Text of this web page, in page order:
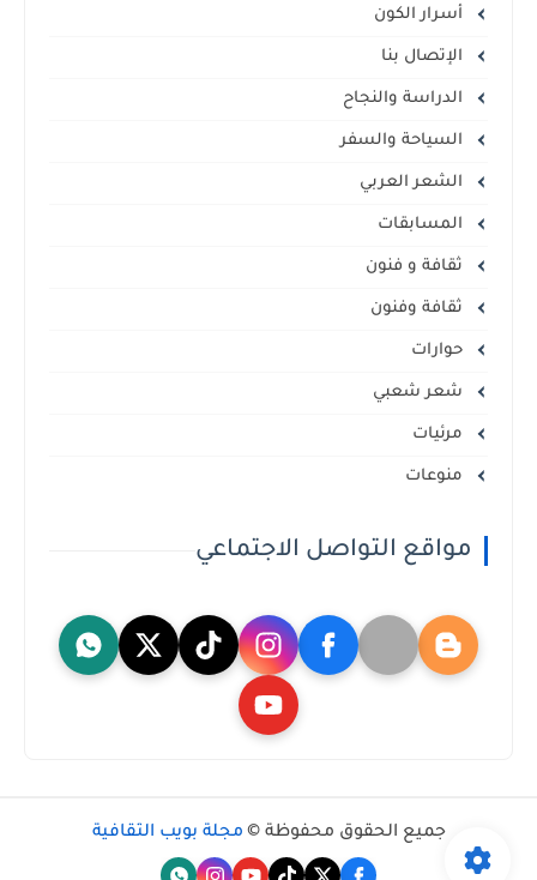
أسرار الكون
الإتصال بنا
الدراسة والنجاح
السياحة والسفر
الشعر العربي
المسابقات
ثقافة و فنون
ثقافة وفنون
حوارات
شعر شعبي
مرئيات
منوعات
مواقع التواصل الاجتماعي
جميع الحقوق محفوظة © مجلة بويب الثقافية